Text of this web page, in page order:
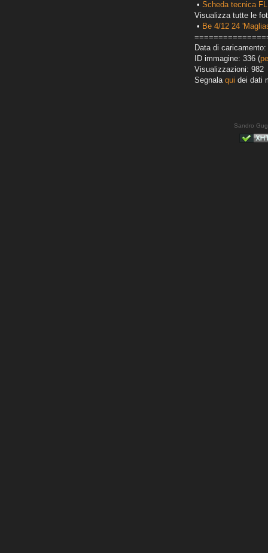
• Scheda tecnica
Visualizza tutte le
• Be 4/12 24
Data di
ID immagine: 336 (
Visualizzazioni: 982
Segnala qui dei dati
Sandro